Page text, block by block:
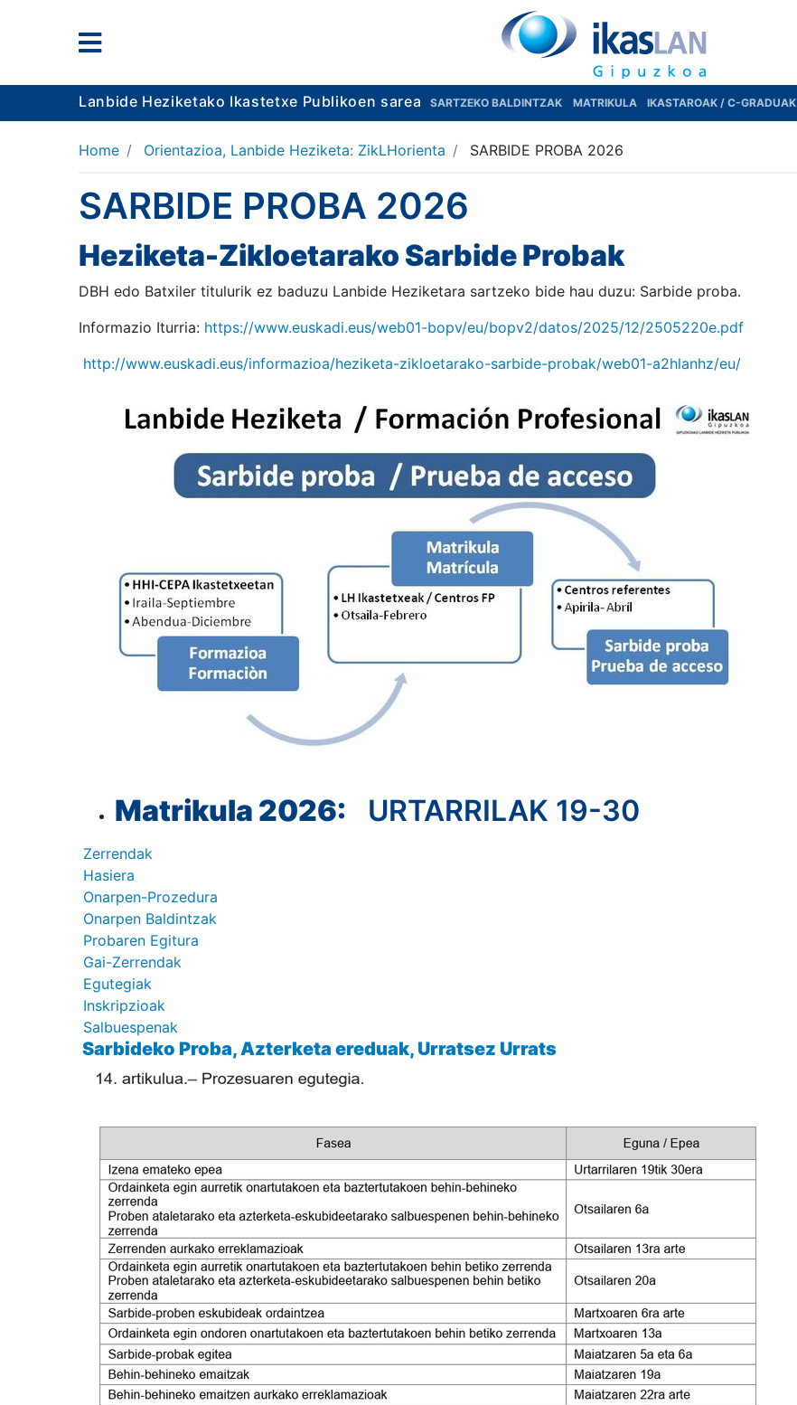
Lanbide Heziketako Ikastetxe Publikoen sarea SARTZEKO BALDINTZAK MATRIKULA IKASTAROAK / C-GRADUAK
Home Orientazioa, Lanbide Heziketa: ZikLHorienta SARBIDE PROBA 2026
SARBIDE PROBA 2026
Heziketa-Zikloetarako Sarbide Probak
DBH edo Batxiler titulurik ez baduzu Lanbide Heziketara sartzeko bide hau duzu: Sarbide proba.
Informazio Iturria: https://www.euskadi.eus/web01-bopv/eu/bopv2/datos/2025/12/2505220e.pdf
http://www.euskadi.eus/informazioa/heziketa-zikloetarako-sarbide-probak/web01-a2hlanhz/eu/
Matrikula 2026: URTARRILAK 19-30
Zerrendak
Hasiera
Onarpen-Prozedura
Onarpen Baldintzak
Probaren Egitura
Gai-Zerrendak
Egutegiak
Inskripzioak
Salbuespenak
Sarbideko Proba, Azterketa ereduak, Urratsez Urrats